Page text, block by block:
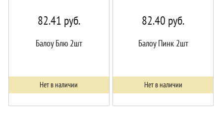
82.41 руб.
Балоу Блю 2шт
Нет в наличии
82.40 руб.
Балоу Пинк 2шт
Нет в наличии